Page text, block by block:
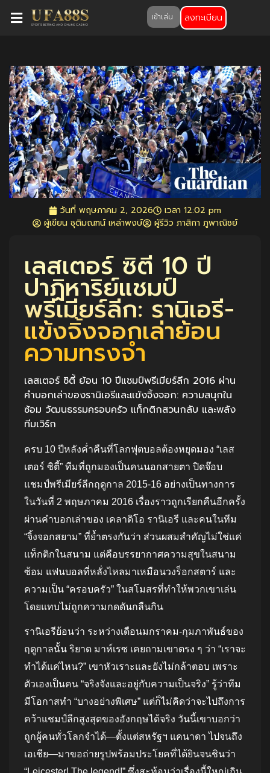
เข้าเล่น ลงทะเบียน
วันที่ พฤษภาคม 2, 2026 เวลา 12:02 pm
ผู้เขียน ชุติมณฑน์ เหล่าพงษ์
ผู้รีวิว ภาสิกา ภูพาณิชย์
เลสเตอร์ ซิตี้ 10 ปี
ปาฏิหาริย์แชมป์
พรีเมียร์ลีก: รานิเอรี-
แข้งจิ้งจอกเล่าย้อน
ความทรงจำ
เลสเตอร์ ซิตี้ ย้อน 10 ปีแชมป์พรีเมียร์ลีก 2016 ผ่าน
คำบอกเล่าของรานิเอรีและแข้งจิ้งจอก: ความสนุกใน
ซ้อม วัฒนธรรมครอบครัว แท็กติกสวนกลับ และพลัง
ทีมเวิร์ก
ครบ 10 ปีหลังค่ำคืนที่โลกฟุตบอลต้องหยุดมอง “เลส
เตอร์ ซิตี้” ทีมที่ถูกมองเป็นคนนอกสายตา ปิดจ๊อบ
แชมป์พรีเมียร์ลีกฤดูกาล 2015-16 อย่างเป็นทางการ
ในวันที่ 2 พฤษภาคม 2016 เรื่องราวถูกเรียกคืนอีกครั้ง
ผ่านคำบอกเล่าของ เคลาดิโอ รานิเอรี และคนในทีม
“จิ้งจอกสยาม” ที่ย้ำตรงกันว่า ส่วนผสมสำคัญไม่ใช่แค่
แท็กติกในสนาม แต่คือบรรยากาศความสุขในสนาม
ซ้อม แฟนบอลที่หลั่งไหลมาเหมือนวงร็อกสตาร์ และ
ความเป็น “ครอบครัว” ในสโมสรที่ทำให้พวกเขาเล่น
โดยแทบไม่ถูกความกดดันกลืนกิน
รานิเอรีย้อนว่า ระหว่างเดือนมกราคม-กุมภาพันธ์ของ
ฤดูกาลนั้น ริยาด มาห์เรซ เคยถามเขาตรง ๆ ว่า “เราจะ
ทำได้แค่ไหน?” เขาหัวเราะและยังไม่กล้าตอบ เพราะ
ตัวเองเป็นคน “จริงจังและอยู่กับความเป็นจริง” รู้ว่าทีม
มีโอกาสทำ “บางอย่างพิเศษ” แต่ก็ไม่คิดว่าจะไปถึงการ
คว้าแชมป์ลีกสูงสุดของอังกฤษได้จริง วันนี้เขาบอกว่า
ถูกผู้คนทั่วโลกจำได้—ตั้งแต่สหรัฐฯ แคนาดา ไปจนถึง
เอเชีย—มาขอถ่ายรูปพร้อมประโยคที่ได้ยินจนชินว่า